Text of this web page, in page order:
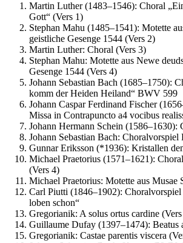
Martin Luther (1483–1546): Choral
Gott“ (Vers 1)
Stephan Mahu (1485–1541): Motette
geistliche Gesenge 1544 (Vers 2)
Martin Luther: Choral (Vers 3)
Stephan Mahu: Motette aus Newe
Gesenge 1544 (Vers 4)
Johann Sebastian Bach (1685–1750):
komm der Heiden Heiland“ BWV 599
Johann Caspar Ferdinand Fischer
Missa in Contrapuncto a4 vocibus
Johann Hermann Schein (1586–1630):
Johann Sebastian Bach:
Gunnar Eriksson (*1936): Kristallen
Michael Praetorius (1571–1621):
(Vers 4)
Michael Praetorius: Motette aus Musae
Carl Piutti (1846–1902):
loben schon“
Gregorianik: A solus ortus cardine
Guillaume Dufay (1397–1474): Beatus
Gregorianik: Castae parentis viscera